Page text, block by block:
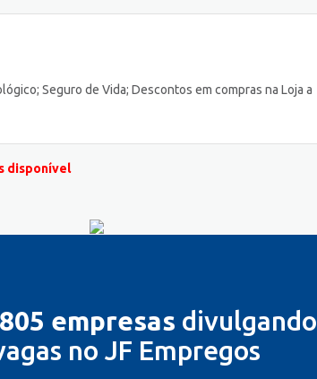
Seguro de Vida; Descontos em compras na Loja a
disponível
empresas divulgando
no JF Empregos